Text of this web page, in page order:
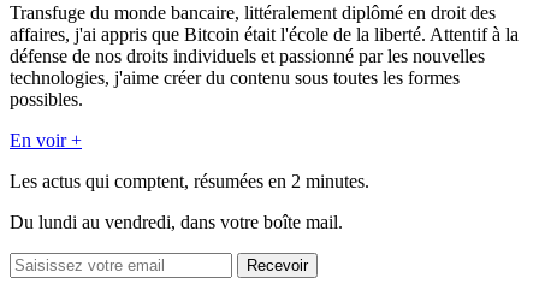
Transfuge du monde bancaire, littéralement diplômé en droit des
affaires, j'ai appris que Bitcoin était l'école de la liberté. Attentif à la
défense de nos droits individuels et passionné par les nouvelles
technologies, j'aime créer du contenu sous toutes les formes
possibles.
En voir +
Les actus qui comptent, résumées en 2 minutes.
Du lundi au vendredi, dans votre boîte mail.
Recevoir